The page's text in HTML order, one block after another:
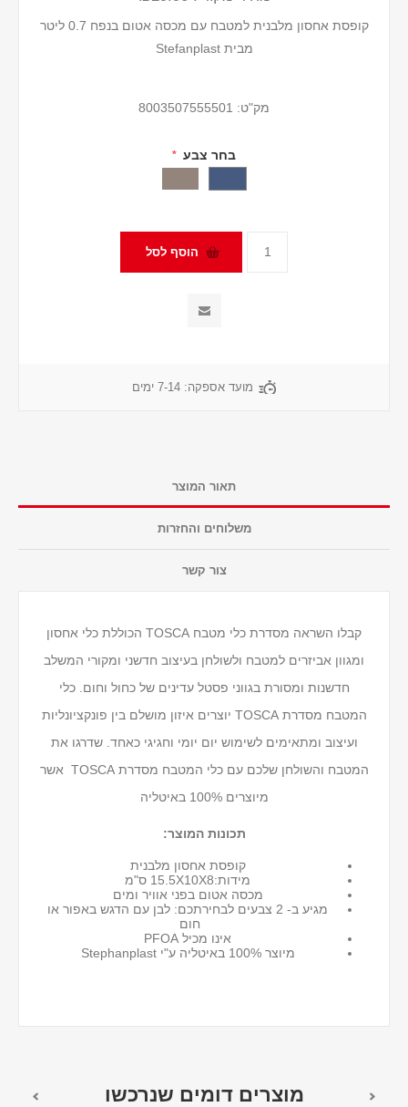
קופסת אחסון מלבנית למטבח עם מכסה אטום בנפח 0.7 ליטר
מבית Stefanplast
מק"ט: 8003507555501
בחר צבע *
מועד אספקה: 7-14 ימים
תאור המוצר
משלוחים והחזרות
צור קשר
קבלו השראה מסדרת כלי מטבח TOSCA הכוללת כלי אחסון
ומגוון אביזרים למטבח ולשולחן בעיצוב חדשני ומקורי המשלב
חדשנות ומסורת בגווני פסטל עדינים של כחול וחום. כלי
המטבח מסדרת TOSCA יוצרים איזון מושלם בין פונקציונליות
ועיצוב ומתאימים לשימוש יום יומי וחגיגי כאחד. שדרגו את
המטבח והשולחן שלכם עם כלי המטבח מסדרת TOSCA אשר
מיוצרים 100% באיטליה
תכונות המוצר:
קופסת אחסון מלבנית
מידות:15.5X10X8 ס"מ
מכסה אטום בפני אוויר ומים
מגיע ב- 2 צבעים לבחירתכם: לבן עם הדגש באפור או
חום
אינו מכיל PFOA
מיוצר 100% באיטליה ע"י Stephanplast
מוצרים דומים שנרכשו